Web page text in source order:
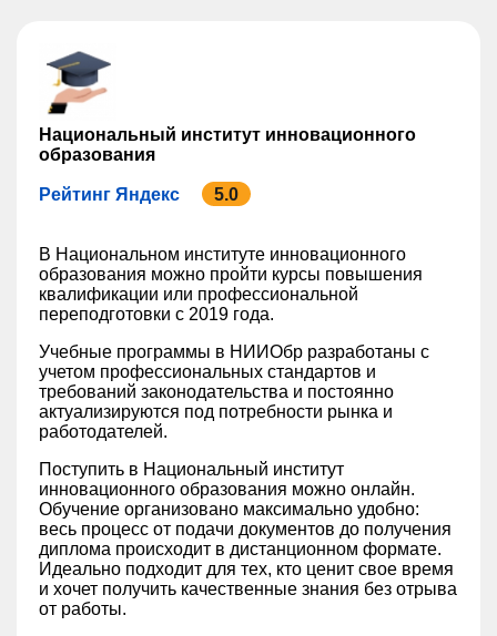
Национальный институт инновационного
образования
Рейтинг Яндекс 5.0
В Национальном институте инновационного
образования можно пройти курсы повышения
квалификации или профессиональной
переподготовки с 2019 года.
Учебные программы в НИИОбр разработаны с
учетом профессиональных стандартов и
требований законодательства и постоянно
актуализируются под потребности рынка и
работодателей.
Поступить в Национальный институт
инновационного образования можно онлайн.
Обучение организовано максимально удобно:
весь процесс от подачи документов до получения
диплома происходит в дистанционном формате.
Идеально подходит для тех, кто ценит свое время
и хочет получить качественные знания без отрыва
от работы.